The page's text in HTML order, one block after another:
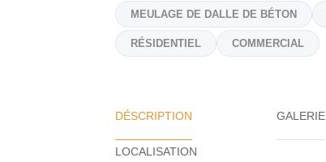
MEULAGE DE DALLE DE BÉTON
RÉSIDENTIEL COMMERCIAL
DÉSCRIPTION GALERIE